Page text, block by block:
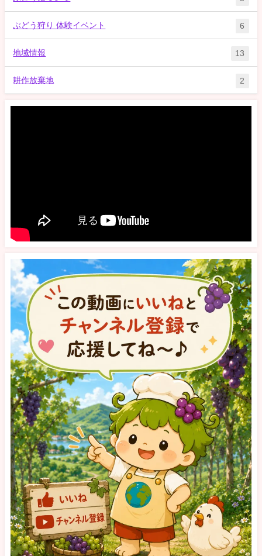
ぶどう狩り 体験イベント 6
地域情報 13
耕作放棄地 2